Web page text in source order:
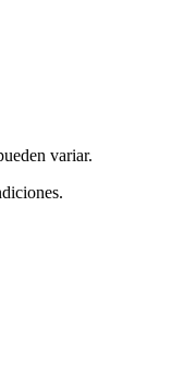
variar.